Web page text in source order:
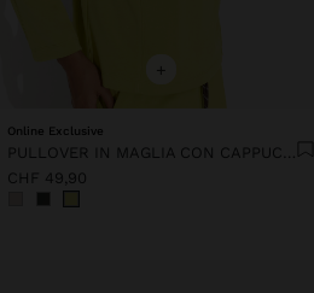
+
Online Exclusive
PULLOVER IN MAGLIA CON CAPPUCCIO TOCCO MORBIDO
CHF 49,90